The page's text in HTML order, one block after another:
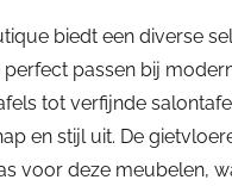
biedt een diverse
passen bij
tot verfijnde
en stijl uit. De
voor deze meubelen,